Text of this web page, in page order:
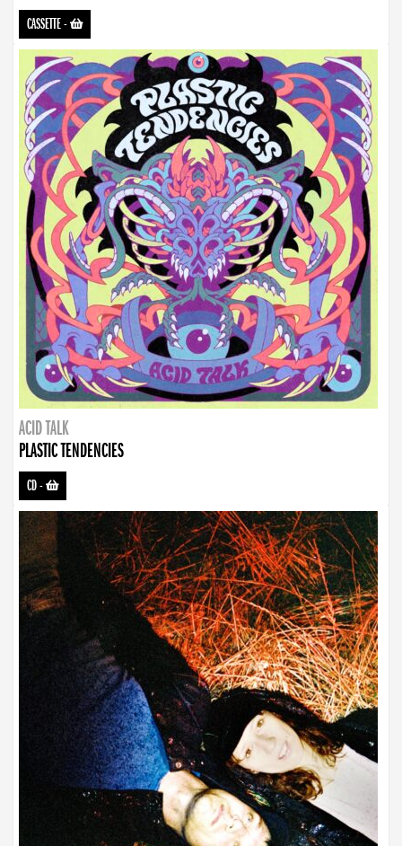
CASSETTE-
ACID TALK
PLASTIC TENDENCIES
CD-